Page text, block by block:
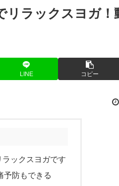
リラックスヨガ！
LINE コピー
ックスヨガです
予防もできる